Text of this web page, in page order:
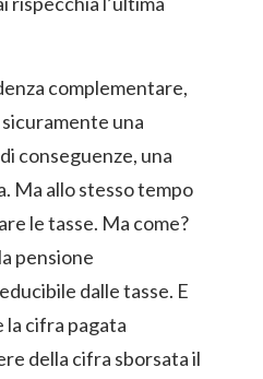
complementare,
una
conseguenze, una
Ma allo stesso tempo
le tasse. Ma come?
pensione
dalle tasse. E
la cifra pagata
della cifra sborsata il